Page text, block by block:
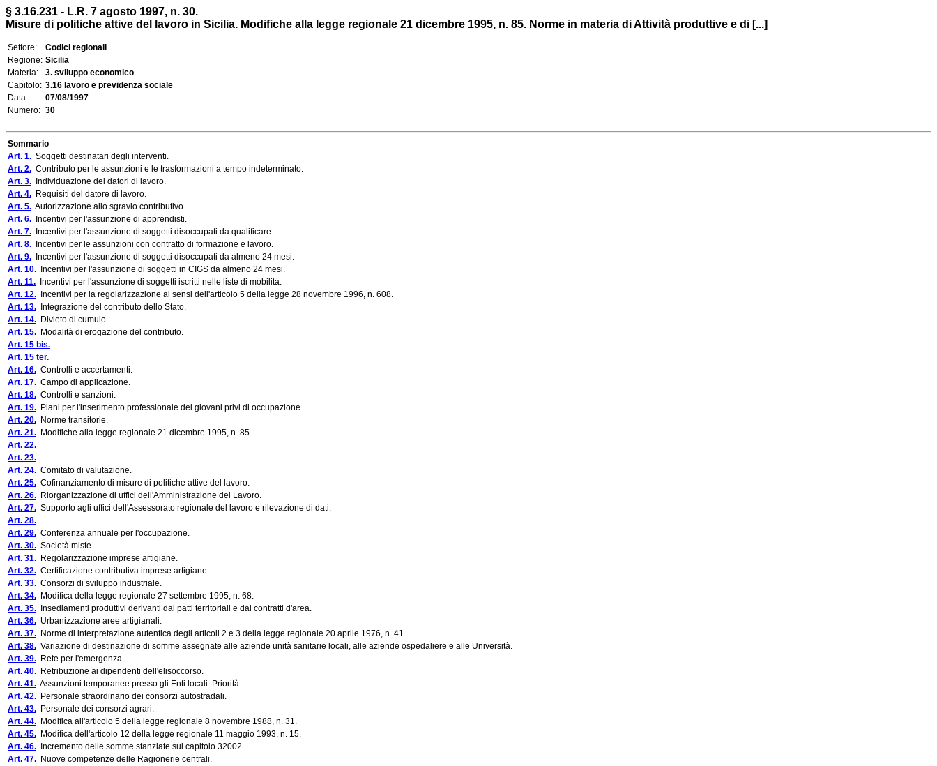
§ 3.16.231 - L.R. 7 agosto 1997, n. 30.
Misure di politiche attive del lavoro in Sicilia. Modifiche alla legge regionale 21 dicembre 1995, n. 85. Norme in materia di Attività produttive e di [...]
Settore:
Codici regionali
Regione: Sicilia
Materia:
3. sviluppo economico
Capitolo: 3.16 lavoro e previdenza sociale
Data:
07/08/1997
Numero: 30
Sommario
Art. 1. Soggetti destinatari degli interventi.
Art. 2. Contributo per le assunzioni e le trasformazioni a tempo indeterminato.
Art. 3. Individuazione dei datori di lavoro.
Art. 4. Requisiti del datore di lavoro.
Art. 5. Autorizzazione allo sgravio contributivo.
Art. 6. Incentivi per l'assunzione di apprendisti.
Art. 7. Incentivi per l'assunzione di soggetti disoccupati da qualificare.
Art. 8. Incentivi per le assunzioni con contratto di formazione e lavoro.
Art. 9. Incentivi per l'assunzione di soggetti disoccupati da almeno 24 mesi.
Art. 10. Incentivi per l'assunzione di soggetti in CIGS da almeno 24 mesi.
Art. 11. Incentivi per l'assunzione di soggetti iscritti nelle liste di mobilità.
Art. 12. Incentivi per la regolarizzazione ai sensi dell'articolo 5 della legge 28 novembre 1996, n. 608.
Art. 13. Integrazione del contributo dello Stato.
Art. 14. Divieto di cumulo.
Art. 15. Modalità di erogazione del contributo.
Art. 15 bis.
Art. 15 ter.
Art. 16. Controlli e accertamenti.
Art. 17. Campo di applicazione.
Art. 18. Controlli e sanzioni.
Art. 19. Piani per l'inserimento professionale dei giovani privi di occupazione.
Art. 20. Norme transitorie.
Art. 21. Modifiche alla legge regionale 21 dicembre 1995, n. 85.
Art. 22.
Art. 23.
Art. 24. Comitato di valutazione.
Art. 25. Cofinanziamento di misure di politiche attive del lavoro.
Art. 26. Riorganizzazione di uffici dell'Amministrazione del Lavoro.
Art. 27. Supporto agli uffici dell'Assessorato regionale del lavoro e rilevazione di dati.
Art. 28.
Art. 29. Conferenza annuale per l'occupazione.
Art. 30. Società miste.
Art. 31. Regolarizzazione imprese artigiane.
Art. 32. Certificazione contributiva imprese artigiane.
Art. 33. Consorzi di sviluppo industriale.
Art. 34. Modifica della legge regionale 27 settembre 1995, n. 68.
Art. 35. Insediamenti produttivi derivanti dai patti territoriali e dai contratti d'area.
Art. 36. Urbanizzazione aree artigianali.
Art. 37. Norme di interpretazione autentica degli articoli 2 e 3 della legge regionale 20 aprile 1976, n. 41.
Art. 38. Variazione di destinazione di somme assegnate alle aziende unità sanitarie locali, alle aziende ospedaliere e alle Università.
Art. 39. Rete per l'emergenza.
Art. 40. Retribuzione ai dipendenti dell'elisoccorso.
Art. 41. Assunzioni temporanee presso gli Enti locali. Priorità.
Art. 42. Personale straordinario dei consorzi autostradali.
Art. 43. Personale dei consorzi agrari.
Art. 44. Modifica all'articolo 5 della legge regionale 8 novembre 1988, n. 31.
Art. 45. Modifica dell'articolo 12 della legge regionale 11 maggio 1993, n. 15.
Art. 46. Incremento delle somme stanziate sul capitolo 32002.
Art. 47. Nuove competenze delle Ragionerie centrali.